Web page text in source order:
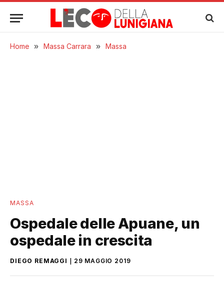
Home » Massa Carrara » Massa
MASSA
Ospedale delle Apuane, un
ospedale in crescita
DIEGO REMAGGI 29 MAGGIO 2019